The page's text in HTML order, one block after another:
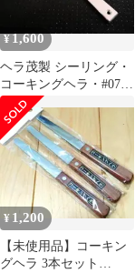
¥1,600
ヘラ茂製 シーリング・
コーキングヘラ・#072
異形仕様・ピンク
¥ 1,200
【未使用品】コーキン
グヘラ 3本セット